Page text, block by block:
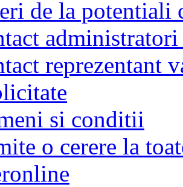
de la potentiali
reprezentant
si conditii
o cerere la